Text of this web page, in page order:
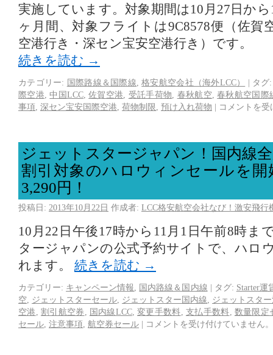
実施しています。対象期間は10月27日か
ヶ月間、対象フライトは9C8578便（佐賀
空港行き・深セン宝安空港行き）です。
続きを読む →
カテゴリー: 国際路線＆国際線 ,格安航空会社（海外LCC） | タグ:
際空港 ,中国LCC,佐賀空港 受託手荷物 春秋航空 ,春秋航空国際
事項 深セン宝安国際空港 荷物制限 預け入れ荷物 | コメントを
ジェットスタージャパン！国内線
割引対象のハロウィンセールを開
3,290円！
投稿日: 2013年10月22日 作成者: LCC格安航空会社なび！激安飛行
10月22日午後17時から11月1日午前8時ま
タージャパンの公式予約サイトで、ハロ
れます。 続きを読む →
カテゴリー: キャンペーン情報 国内路線＆国内線 | タグ: Starter運
空
ジェットスターセール ジェットスター国内線
ジェットスタ
空港
割引航空券 国内線LCC,変更手数料 支払手数料 数量限定
セール 注意事項 航空券セール | コメントを受け付けていません。